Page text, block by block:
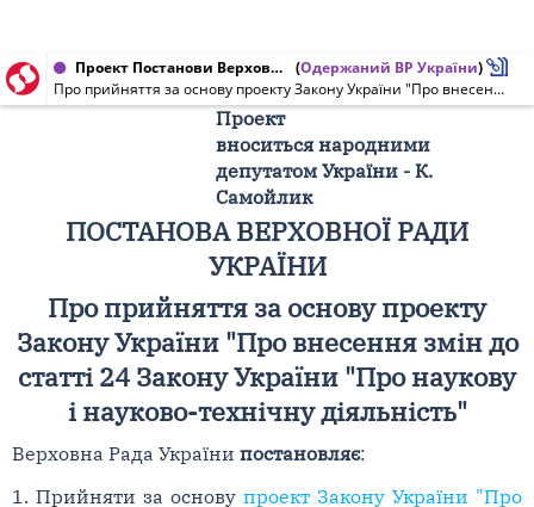
Проект Постанови Верховної Ради України від 04.11.2010 № 6675/П (Одержаний ВР України)
Про прийняття за основу проекту Закону України "Про внесення змін до статті 24 Закону України "Про наукову і науково-технічну діяльність"